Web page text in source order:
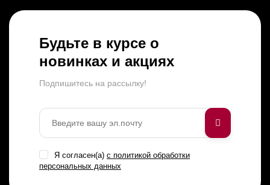
Будьте в курсе о
новинках и акциях
Подпишитесь на рассылкy!
Я согласен(a) с политикой обработки
персональных данных